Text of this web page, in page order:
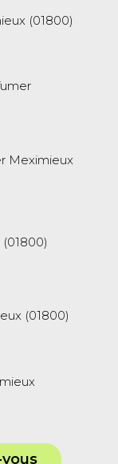
(01800)
Meximieux
(01800)